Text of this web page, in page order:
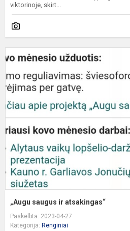
viktorinoje, skirt...
„Augu saugus ir atsakingas“
Paskelbta: 2023-04-27
Kategorija: Renginiai